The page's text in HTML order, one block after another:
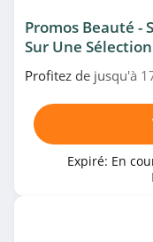
Promos Beauté -
Sur Une Sélection
Profitez de jusqu'à
Expiré: En